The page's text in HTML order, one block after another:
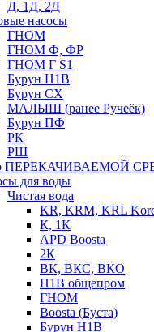
Д, 1Д, 2Д
насосы
ГНОМ
ГНОМ Ф, ФР
ГНОМ Г S1
Бурун Н1В
Бурун СХ
МАЛЫШ (ранее Ручеёк)
Бурун ПФ
РК
РШ
ПЕРЕКАЧИВАЕМОЙ
для воды
Чистая вода
KR, KRM, KRL
К, 1К
APD Boosta
2К
ВК, ВКС, ВКО
Н1В общепром
ГНОМ
Boosta (Буста)
Бурун Н1В